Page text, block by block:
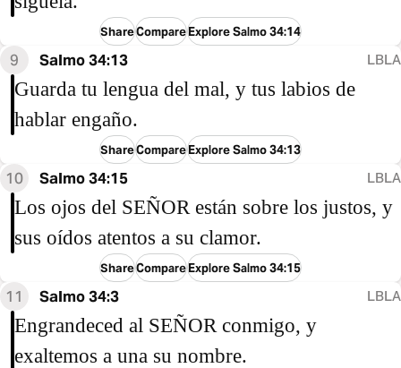
ShareCompareExplore Salmo 34:14
9 Salmo 34:13 LBLA
Guarda tu lengua del mal, y tus labios de
hablar engaño.
ShareCompareExplore Salmo 34:13
10 Salmo 34:15 LBLA
Los ojos del SEÑOR están sobre los justos, y
sus oídos atentos a su clamor.
ShareCompareExplore Salmo 34:15
11 Salmo 34:3 LBLA
Engrandeced al SEÑOR conmigo, y
exaltemos a una su nombre.